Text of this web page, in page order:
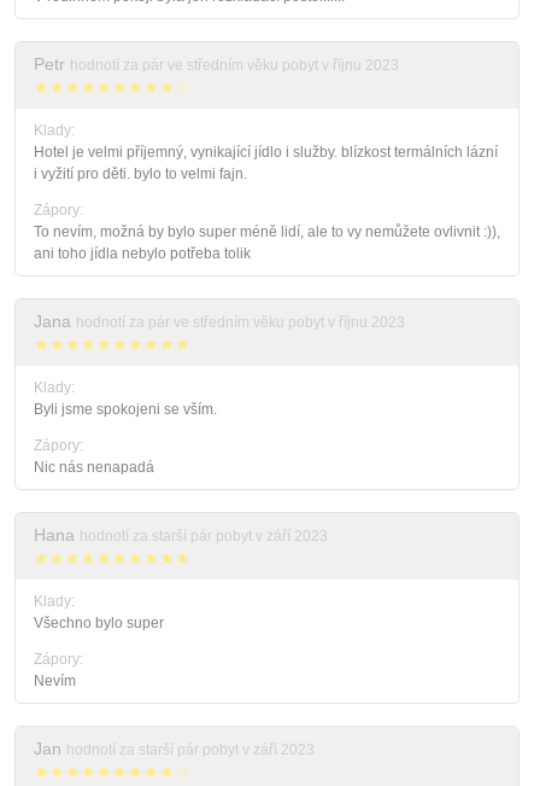
Petr hodnotí za pár ve středním věku pobyt v říjnu 2023
★★★★★★★★★☆
Klady:
Hotel je velmi příjemný, vynikající jídlo i služby. blízkost termálních lázní
i vyžití pro děti. bylo to velmi fajn.
Zápory:
To nevím, možná by bylo super méně lidí, ale to vy nemůžete ovlivnit :)),
ani toho jídla nebylo potřeba tolik
Jana hodnotí za pár ve středním věku pobyt v říjnu 2023
★★★★★★★★★★
Klady:
Byli jsme spokojeni se vším.
Zápory:
Nic nás nenapadá
Hana hodnotí za starší pár pobyt v září 2023
★★★★★★★★★★
Klady:
Všechno bylo super
Zápory:
Nevím
Jan hodnotí za starší pár pobyt v září 2023
★★★★★★★★★☆